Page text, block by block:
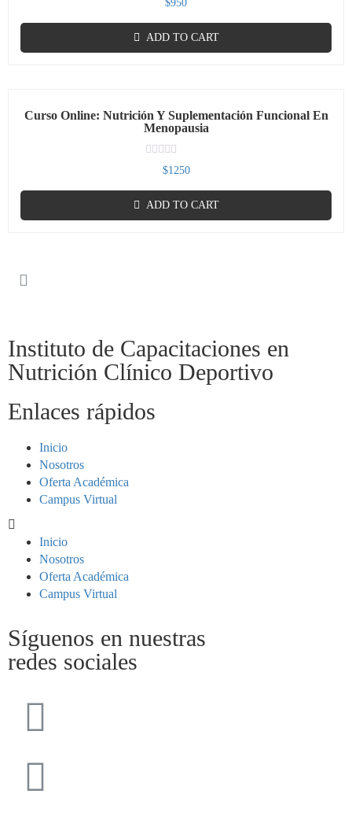
out
of
5
$950
ADD TO CART
Curso Online: Nutrición Y Suplementación Funcional En
Menopausia
Rated
out
of
5
$1250
ADD TO CART
Instituto de Capacitaciones en
Nutrición Clínico Deportivo
Enlaces rápidos
Inicio
Nosotros
Oferta Académica
Campus Virtual
Inicio
Nosotros
Oferta Académica
Campus Virtual
Síguenos en nuestras
redes sociales